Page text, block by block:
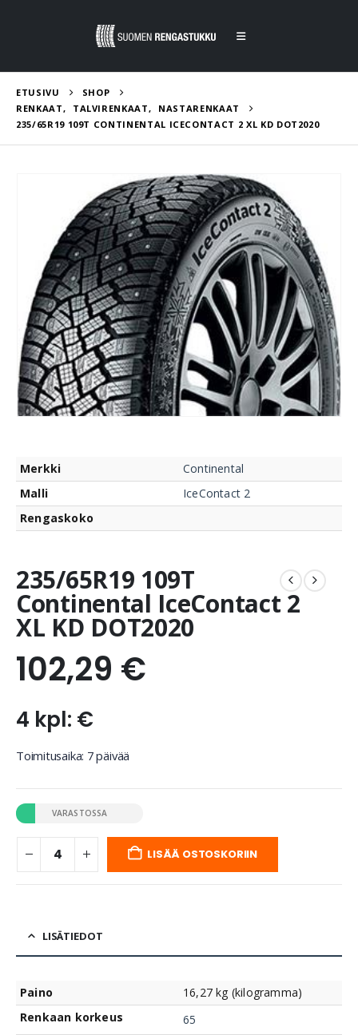
ETUSIVU
SHOP
RENKAAT, TALVIRENKAAT,
NASTARENKAAT
235/65R19 109T CONTINENTAL ICECONTACT 2 XL KD DOT2020
Merkki
Continental
Malli
IceContact 2
Rengaskoko
235/65R19 109T
Continental IceContact 2
XL KD DOT2020
102,29 €
4 kpl: €
Toimitusaika: 7 päivää
VARASTOSSA
LISÄÄ OSTOSKORIIN
LISÄTIEDOT
Paino
16,27 kg (kilogramma)
Renkaan korkeus
65